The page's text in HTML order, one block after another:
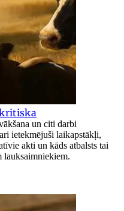
un citi darbi
ietekmējuši laikapstākļi,
akti un kāds atbalsts tai
lauksaimniekiem.